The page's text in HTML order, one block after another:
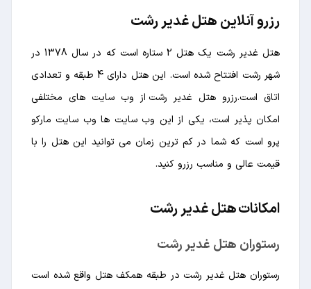
رزرو آنلاین هتل غدیر رشت
هتل غدیر رشت یک هتل 2 ستاره است که در سال 1378 در
شهر رشت افتتاح شده است. این هتل دارای 4 طبقه و تعدادی
اتاق است.رزرو هتل غدیر رشت از وب سایت های مختلفی
امکان پذیر است، یکی از این وب سایت ها وب سایت مارکو
پرو است که شما در کم ترین زمان می توانید این هتل را با
قیمت عالی و مناسب رزرو کنید.
امکانات هتل غدیر رشت
رستوران هتل غدیر رشت
رستوران هتل غدیر رشت در طبقه همکف هتل واقع شده است